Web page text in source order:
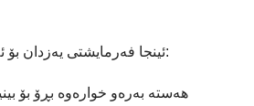
ئینجا فەرمایشتی یەزدان بۆ ئەلیاسی تیشبی هات: